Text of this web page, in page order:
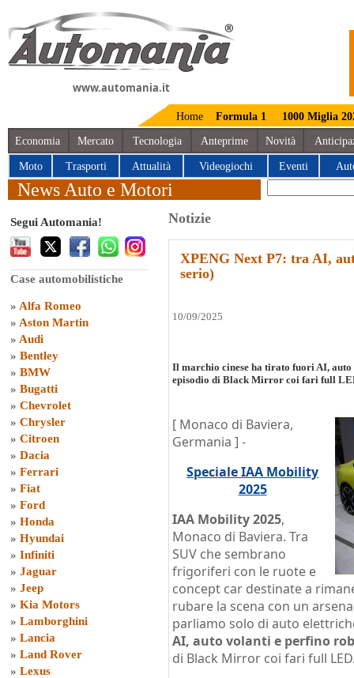
www.automania.it
Home Formula 1 1000 Miglia
Economia Mercato Tecnologia Anteprime Novità
Moto Trasporti Attualità Videogiochi Eventi
News Auto e Motori
Segui Automania!
Case automobilistiche
» Alfa Romeo
» Aston Martin
» Audi
» Bentley
» BMW
» Bugatti
» Chevrolet
» Chrysler
» Citroen
» Dacia
» Ferrari
» Fiat
» Ford
» Honda
» Hyundai
» Infiniti
» Jaguar
» Jeep
» Kia Motors
» Lamborghini
» Lancia
» Land Rover
» Lexus
Notizie
XPENG Next P7: tra AI,
serio)
10/09/2025
Il marchio cinese ha tirato fuori AI,
episodio di Black Mirror coi fari full
[ Monaco di Baviera,
Germania ] -
Speciale IAA Mobility
2025
IAA Mobility 2025,
Monaco di Baviera. Tra
SUV che sembrano
frigoriferi con le ruote e
concept car destinate a
rubare la scena con un
parliamo solo di auto
AI, auto volanti e perfino
di Black Mirror coi fari full